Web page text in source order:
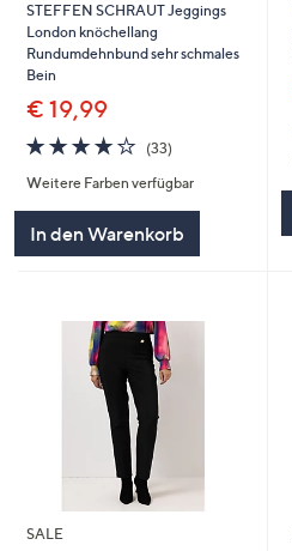
STEFFEN SCHRAUT Jeggings
London knöchellang
Rundumdehnbund sehr schmales
Bein
€ 19,99
4.1
von
5
(33)33
Weitere Farben verfügbar
In den Warenkorb
SALE